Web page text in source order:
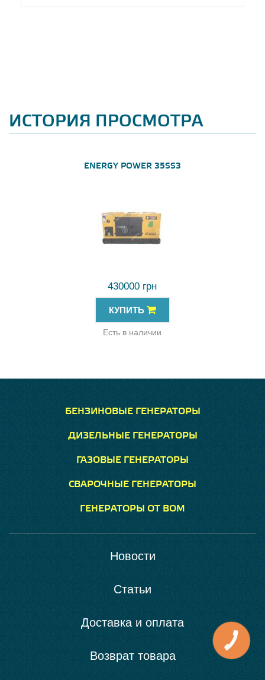
ИСТОРИЯ ПРОСМОТРА
ENERGY POWER 35SS3
430000 грн
КУПИТЬ
Есть в наличии
БЕНЗИНОВЫЕ ГЕНЕРАТОРЫ
ДИЗЕЛЬНЫЕ ГЕНЕРАТОРЫ
ГАЗОВЫЕ ГЕНЕРАТОРЫ
СВАРОЧНЫЕ ГЕНЕРАТОРЫ
ГЕНЕРАТОРЫ ОТ ВОМ
Новости
Статьи
Доставка и оплата
Возврат товара